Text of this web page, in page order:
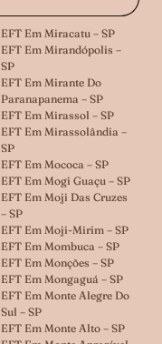
EFT Em Miracatu – SP
EFT Em Mirandópolis –
SP
EFT Em Mirante Do
Paranapanema – SP
EFT Em Mirassol – SP
EFT Em Mirassolândia –
SP
EFT Em Mococa – SP
EFT Em Mogi Guaçu – SP
EFT Em Moji Das Cruzes
– SP
EFT Em Moji-Mirim – SP
EFT Em Mombuca – SP
EFT Em Monções – SP
EFT Em Mongaguá – SP
EFT Em Monte Alegre Do
Sul – SP
EFT Em Monte Alto – SP